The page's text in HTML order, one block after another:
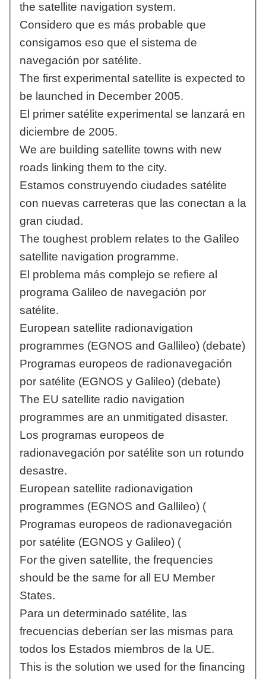
the satellite navigation system.
Considero que es más probable que
consigamos eso que el sistema de
navegación por satélite.
The first experimental satellite is expected to
be launched in December 2005.
El primer satélite experimental se lanzará en
diciembre de 2005.
We are building satellite towns with new
roads linking them to the city.
Estamos construyendo ciudades satélite
con nuevas carreteras que las conectan a la
gran ciudad.
The toughest problem relates to the Galileo
satellite navigation programme.
El problema más complejo se refiere al
programa Galileo de navegación por
satélite.
European satellite radionavigation
programmes (EGNOS and Gallileo) (debate)
Programas europeos de radionavegación
por satélite (EGNOS y Galileo) (debate)
The EU satellite radio navigation
programmes are an unmitigated disaster.
Los programas europeos de
radionavegación por satélite son un rotundo
desastre.
European satellite radionavigation
programmes (EGNOS and Gallileo) (
Programas europeos de radionavegación
por satélite (EGNOS y Galileo) (
For the given satellite, the frequencies
should be the same for all EU Member
States.
Para un determinado satélite, las
frecuencias deberían ser las mismas para
todos los Estados miembros de la UE.
This is the solution we used for the financing